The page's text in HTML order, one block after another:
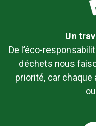
Un
De l’éco-
déchets nous
priorité, car